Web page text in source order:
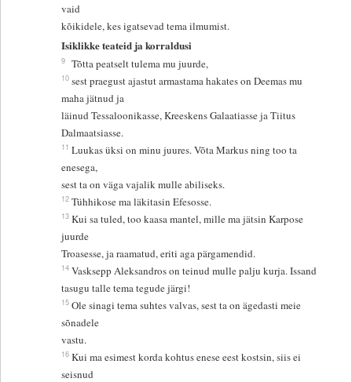
vaid
kõikidele, kes igatsevad tema ilmumist.
Isiklikke teateid ja korraldusi
9 Tõtta peatselt tulema mu juurde,
10 sest praegust ajastut armastama hakates on Deemas mu
maha jätnud ja
läinud Tessaloonikasse, Kreeskens Galaatiasse ja Tiitus
Dalmaatsiasse.
11 Luukas üksi on minu juures. Võta Markus ning too ta
enesega,
sest ta on väga vajalik mulle abiliseks.
12 Tühhikose ma läkitasin Efesosse.
13 Kui sa tuled, too kaasa mantel, mille ma jätsin Karpose
juurde
Troasesse, ja raamatud, eriti aga pärgamendid.
14 Vasksepp Aleksandros on teinud mulle palju kurja. Issand
tasugu talle tema tegude järgi!
15 Ole sinagi tema suhtes valvas, sest ta on ägedasti meie
sõnadele
vastu.
16 Kui ma esimest korda kohtus enese eest kostsin, siis ei
seisnud